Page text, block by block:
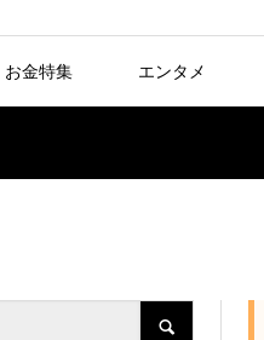
お金特集 エンタメ